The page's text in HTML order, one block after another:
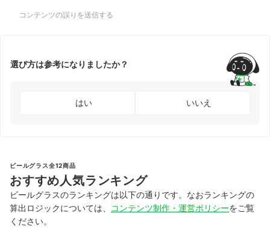
コンテンツの誤りを送信する
選び方は参考になりましたか？
はい いいえ
ビールグラス全12商品
おすすめ人気ランキング
ビールグラスのランキングは以下の通りです。なおランキングの
算出ロジックについては、
コンテンツ制作・運営ポリシーをご覧
ください。